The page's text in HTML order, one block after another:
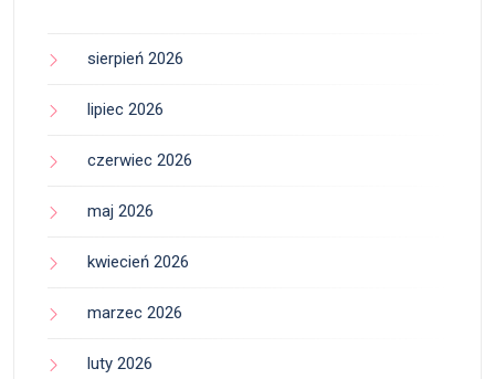
sierpień 2026
lipiec 2026
czerwiec 2026
maj 2026
kwiecień 2026
marzec 2026
luty 2026